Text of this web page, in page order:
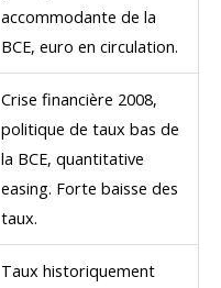
accommodante de la
BCE, euro en circulation.
Crise financière 2008,
politique de taux bas de
la BCE, quantitative
easing. Forte baisse des
taux.
Taux historiquement